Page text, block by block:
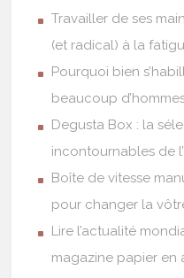
Travailler de ses
(et radical) à la
Pourquoi bien
beaucoup
Degusta Box : la
incontournables de
Boîte de vitesse
pour changer la
Lire l’actualité
magazine papier en